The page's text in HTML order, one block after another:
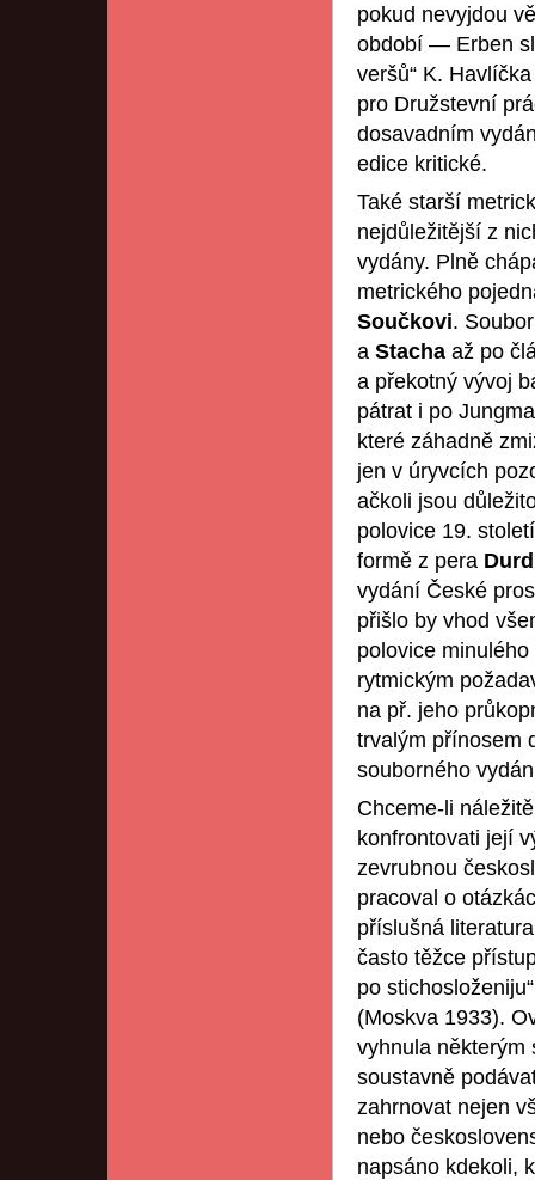
pokud nevyjdou
období — Erben
veršů“ K.
pro Družstevní
dosavadním
edice kritické.
Také starší
nejdůležitější z
vydány. Plně
metrického
Součkovi.
a Stacha až po
a překotný vývoj
pátrat i po
které záhadně
jen v úryvcích
ačkoli jsou
polovice 19.
formě z pera
vydání České
přišlo by vhod
polovice
rytmickým
na př. jeho
trvalým přínosem
souborného
Chceme-li
konfrontovati její
zevrubnou
pracoval o
příslušná
často těžce
po
(Moskva 1933).
vyhnula některým
soustavně
zahrnovat nejen
nebo
napsáno kdekoli,